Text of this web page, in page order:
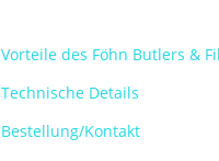
Vorteile des Föhn Butlers &
Technische Details
Bestellung/Kontakt